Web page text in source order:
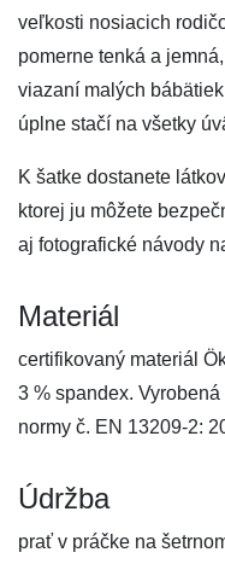
veľkosti nosiacich
pomerne tenká a
viazaní malých
úplne stačí na všetky
K šatke dostanete
ktorej ju môžete
aj fotografické návody
Materiál
certifikovaný materiál
3 % spandex.
normy č. EN 13209-2:
Údržba
prať v práčke na